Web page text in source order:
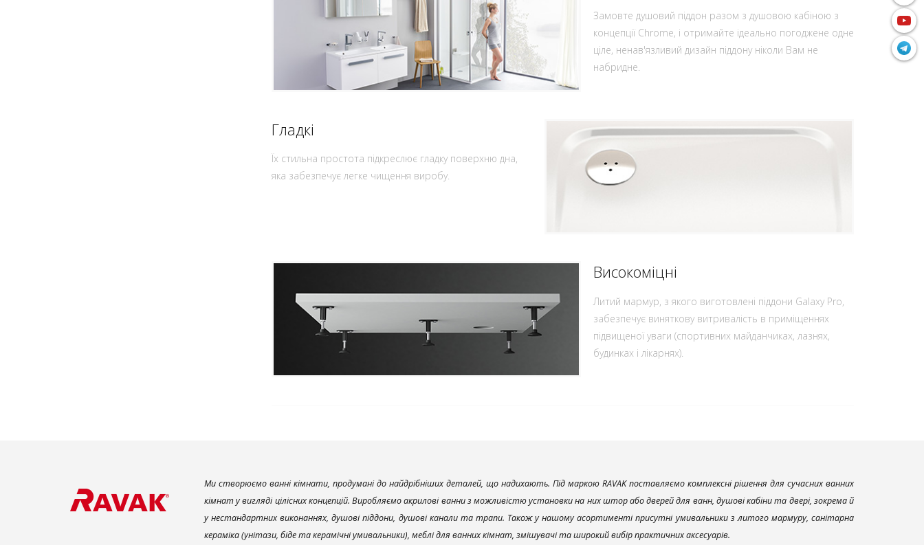
Замовте душовий піддон разом з душовою кабіною з
концепції Chrome, і отримайте ідеально погоджене одне
ціле, ненав'язливий дизайн піддону ніколи Вам не
набридне.
Гладкі
Їх стильна простота підкреслює гладку поверхню дна,
яка забезпечує легке чищення виробу.
Високоміцні
Литий мармур, з якого виготовлені піддони Galaxy Pro,
забезпечує виняткову витривалість в приміщеннях
підвищеної уваги (спортивних майданчиках, лазнях,
будинках і лікарнях).
Ми створюємо ванні кімнати, продумані до найдрібніших деталей, що надихають. Під маркою RAVAK поставляємо комплексні рішення для сучасних ванних
кімнат у вигляді цілісних концепцій. Виробляємо акрилові ванни з можливістю установки на них штор або дверей для ванн, душові кабіни та двері, зокрема й
у нестандартних виконаннях, душові піддони, душові канали та трапи. Також у нашому асортименті присутні умивальники з литого мармуру, санітарна
кераміка (унітази, біде та керамічні умивальники), меблі для ванних кімнат, змішувачі та широкий вибір практичних аксесуарів.